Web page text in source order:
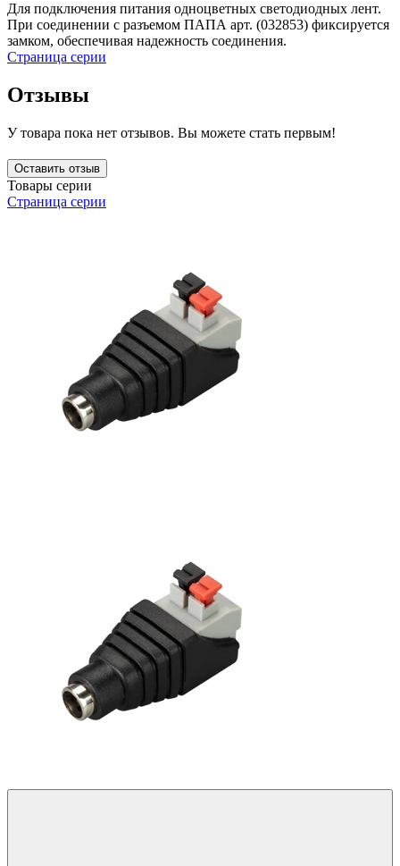
Для подключения питания одноцветных светодиодных лент.
При соединении с разъемом ПАПА арт. (032853) фиксируется
замком, обеспечивая надежность соединения.
Страница серии
Отзывы
У товара пока нет отзывов. Вы можете стать первым!
Оставить отзыв
Товары серии
Страница серии